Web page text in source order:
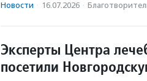
Новости · 16.07.2026 ·
Эксперты Центра
посетили